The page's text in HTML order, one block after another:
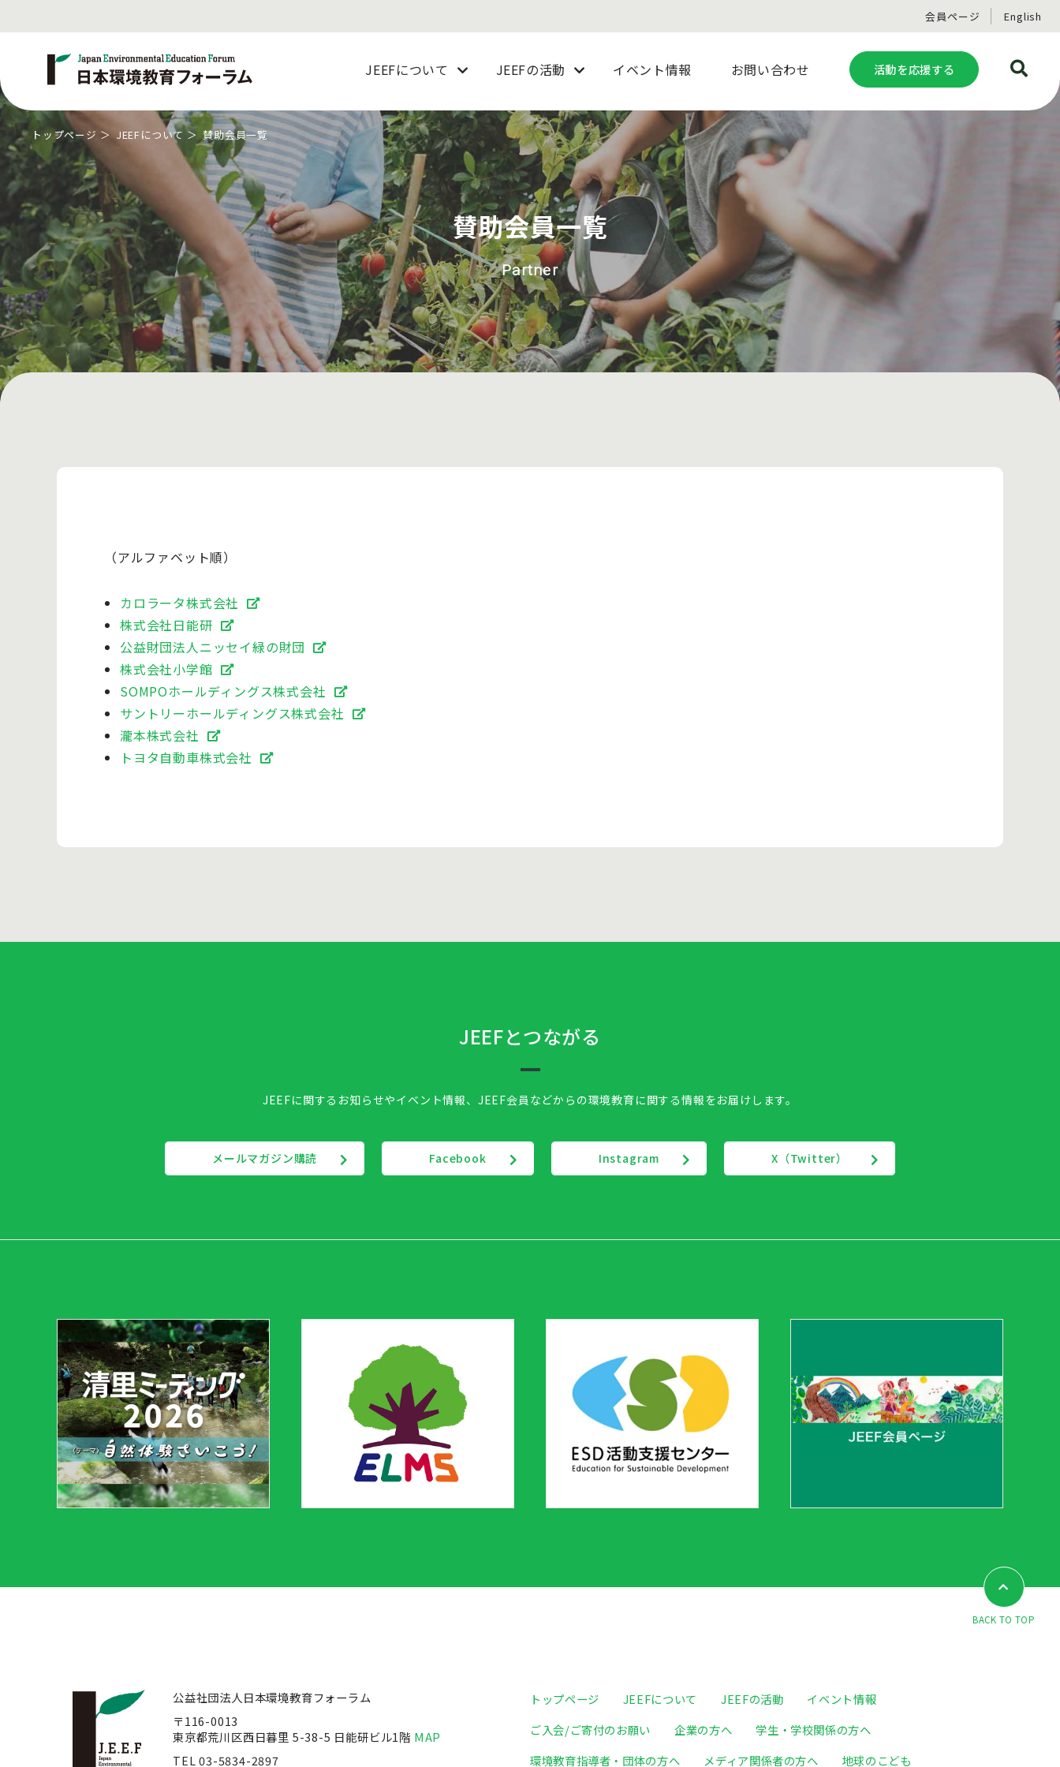
JEEFについて JEEFの活動 イベント情報 お問い合わせ 活動を応援する
会員ページ English
賛助会員一覧
Partner
トップページ JEEFについて 賛助会員一覧
（アルファベット順）
カロラータ株式会社
株式会社日能研
公益財団法人ニッセイ緑の財団
株式会社小学館
SOMPOホールディングス株式会社
サントリーホールディングス株式会社
瀧本株式会社
トヨタ自動車株式会社
JEEFとつながる
JEEFに関するお知らせやイベント情報、 JEEF会員などからの環境教育に関する情報をお届けします。
メールマガジン購読 Facebook Instagram X（Twitter）
BACK TO TOP
公益社団法人日本環境教育フォーラム
〒116-0013
東京都荒川区西日暮里 5-38-5 日能研ビル1階 MAP
TEL 03-5834-2897
トップページ JEEFについて JEEFの活動
イベント情報
ご入会/ご寄付のお願い
企業の方へ
学生・学校関係の方へ
環境教育指導者・団体の方へ
メディア関係者の方へ 地球のこども